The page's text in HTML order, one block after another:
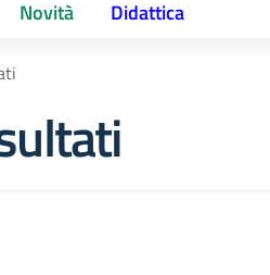
Novità Didattica